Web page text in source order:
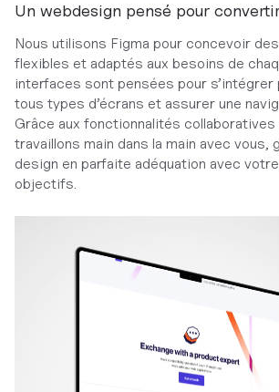
Un webdesign pensé pour
Nous utilisons Figma pour concevoir
flexibles et adaptés aux besoins de
interfaces sont pensées pour
tous types d’écrans et assurer une
Grâce aux fonctionnalités collaboratives
travaillons main dans la main avec vous,
design en parfaite adéquation avec
objectifs.